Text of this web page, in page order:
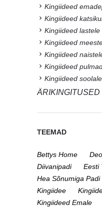
Kingiideed
Kingiideed
Kingiideed lastele
Kingiideed
Kingiideed
Kingiideed
Kingiideed
ÄRIKINGITUSED
TEEMAD
Bettys Home
Diivanipadi
Eesti
Hea Sõnumiga Padi
Kingiidee
Kingiideed Emale